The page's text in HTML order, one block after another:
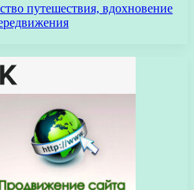
путешествия, вдохновение